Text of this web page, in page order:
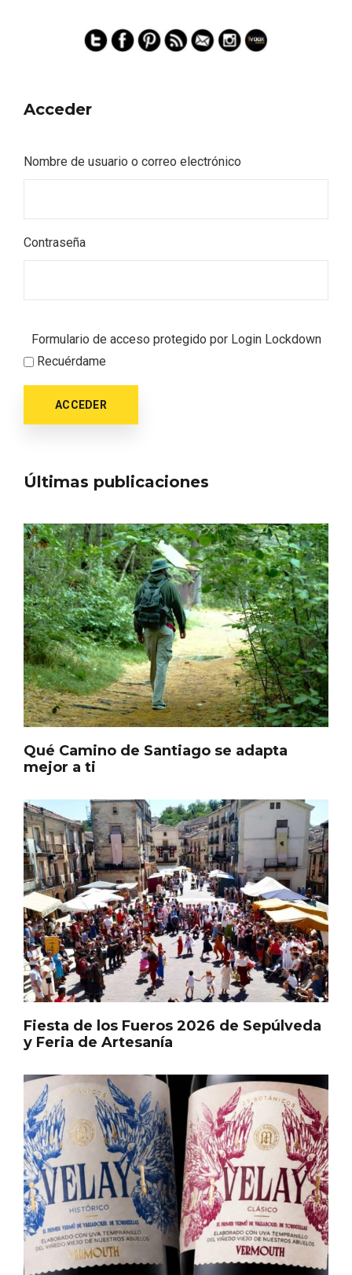
Acceder
Nombre de usuario o correo electrónico
Contraseña
Formulario de acceso protegido por Login Lockdown
Recuérdame
ACCEDER
Últimas publicaciones
Qué Camino de Santiago se adapta
mejor a ti
Fiesta de los Fueros 2026 de Sepúlveda
y Feria de Artesanía
Itinerarios musicales en San Miguel del
Pino 2026
En marzo, vuelve la mejor gastronomía
de la Trufa Negra de Soria
Cigales inaugura la musealización de los
arcos de la Iglesia de Santiago Apóstol